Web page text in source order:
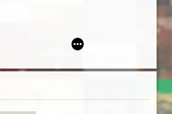
: prestiż finansowy i towarzyski